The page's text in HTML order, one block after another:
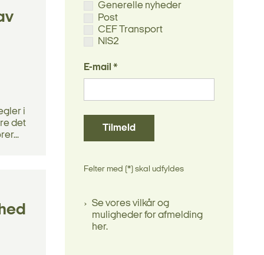
i
det
Generelle nyheder
Post
CEF Transport
NIS2
E-mail *
Tilmeld
Felter med (*) skal udfyldes
Se vores vilkår og
muligheder for afmelding
her.